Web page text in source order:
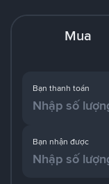
Mua
Bạn thanh toán
Bạn nhận được